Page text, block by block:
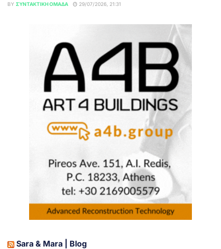
BY ΣΥΝΤΑΚΤΙΚΉ ΟΜΆΔΑ 29/07/2026, 21:31
Sara & Mara | Blog